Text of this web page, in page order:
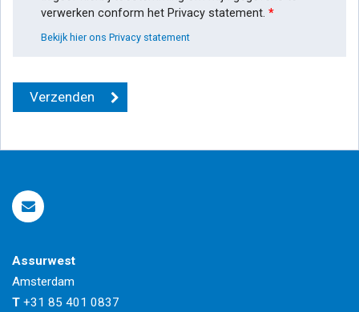
verwerken conform het Privacy statement. *
Bekijk hier ons Privacy statement
Assurwest
Amsterdam
T +31 85 401 0837